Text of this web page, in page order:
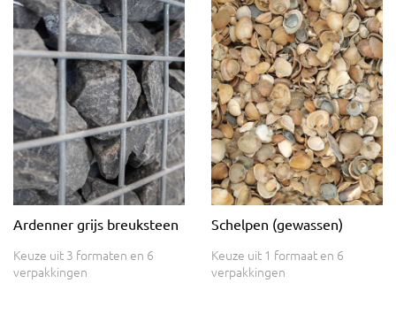
Ardenner grijs breuksteen
Keuze uit 3 formaten en 6
verpakkingen
Schelpen (gewassen)
Keuze uit 1 formaat en 6
verpakkingen